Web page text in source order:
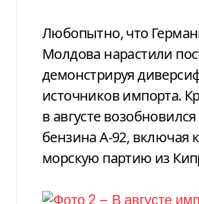
Любопытно, что
Молдова нарастили
демонстрируя
источников импорта.
в августе
бензина А-92, включая
морскую партию из